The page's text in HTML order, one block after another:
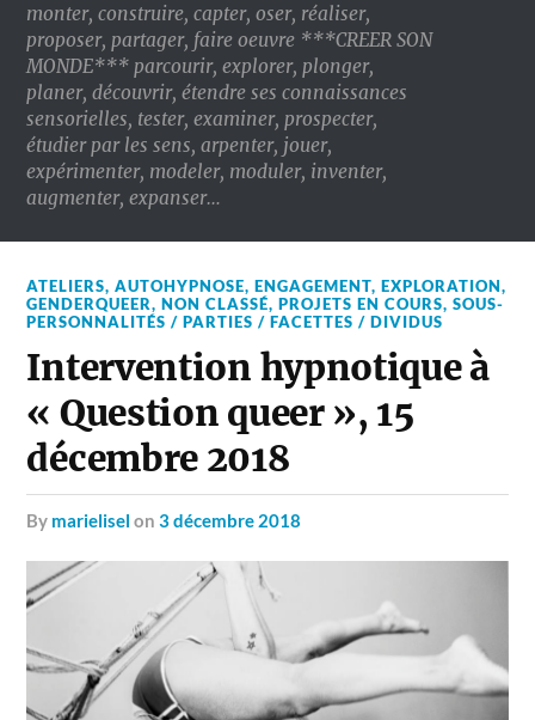
monter, construire, capter, oser, réaliser,
proposer, partager, faire oeuvre ***CREER SON
MONDE*** parcourir, explorer, plonger,
planer, découvrir, étendre ses connaissances
sensorielles, tester, examiner, prospecter,
étudier par les sens, arpenter, jouer,
expérimenter, modeler, moduler, inventer,
augmenter, expanser…
ATELIERS,AUTOHYPNOSE,ENGAGEMENT,EXPLORATION,
GENDERQUEER,NON CLASSÉ,PROJETS EN COURS,SOUS-
PERSONNALITÉS / PARTIES / FACETTES / DIVIDUS
Intervention hypnotique à
« Question queer », 15
décembre 2018
by marielisel on3 décembre 2018